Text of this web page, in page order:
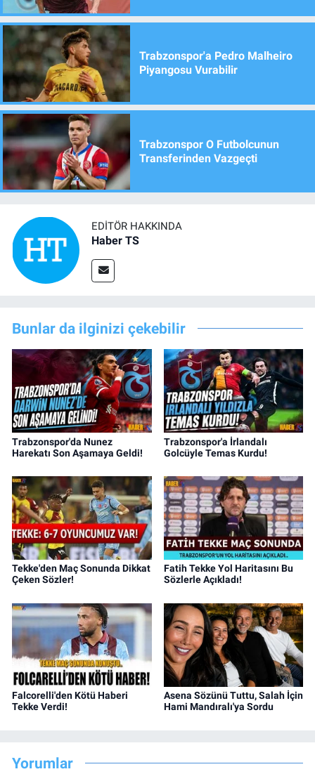
Trabzonspor'a Pedro Malheiro
Piyangosu Vurabilir
Trabzonspor O Futbolcunun
Transferinden Vazgeçti
EDITÖR HAKKINDA
Haber TS
Bunlar da ilginizi çekebilir
Trabzonspor'da Nunez
Harekatı Son Aşamaya Geldi!
Trabzonspor'a İrlandalı
Golcüyle Temas Kurdu!
Tekke'den Maç Sonunda Dikkat
Çeken Sözler!
Fatih Tekke Yol Haritasını Bu
Sözlerle Açıkladı!
Falcorelli'den Kötü Haberi
Tekke Verdi!
Asena Sözünü Tuttu, Salah İçin
Hami Mandıralı'ya Sordu
Yorumlar